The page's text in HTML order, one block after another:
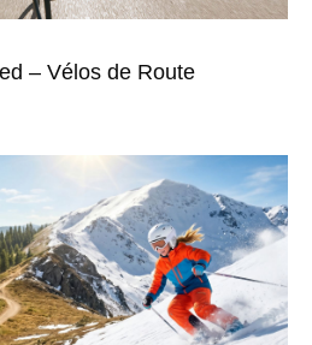
– Vélos de Route